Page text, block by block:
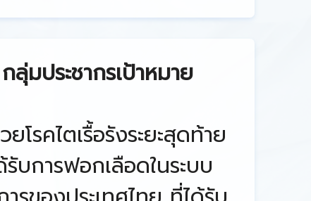
กลุ่มประชากรเป้าหมาย
ยโรคไตเรื้อรังระยะสุดท้าย
รับการฟอกเลือดในระบบ